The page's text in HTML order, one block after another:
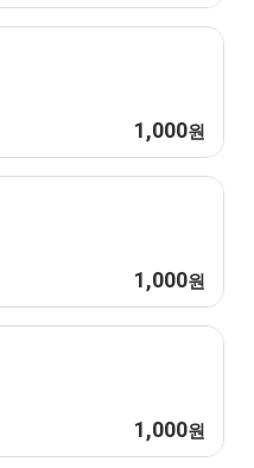
1,000원
1,000원
1,000원